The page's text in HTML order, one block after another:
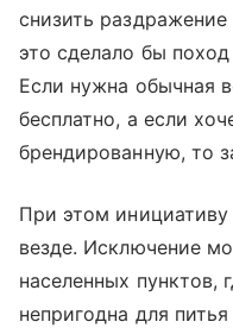
снизить
это сделало бы
Если нужна обычная
бесплатно, а если
брендированную, то
При этом инициативу
везде. Исключение
населенных пунктов,
непригодна для